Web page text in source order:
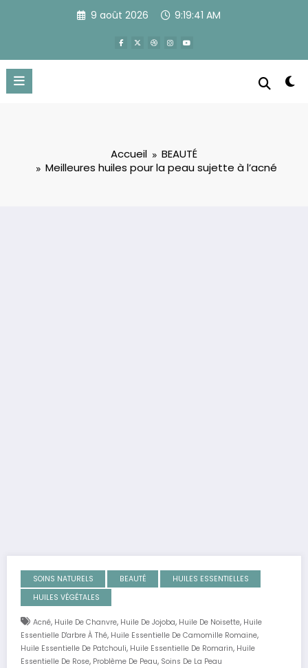
9 août 2026 9:19:42 AM
Accueil
BEAUTÉ
Meilleures huiles pour la peau sujette à l’acné
SOINS NATURELS BEAUTÉ
HUILES ESSENTIELLES
HUILES VÉGÉTALES
Acné, Huile De Chanvre, Huile De Jojoba, Huile De Noisette, Huile
Essentielle D'arbre À Thé, Huile Essentielle De Camomille Romaine,
Huile Essentielle De Patchouli, Huile Essentielle De Romarin, Huile
Essentielle De Rose, Problème De Peau, Soins De La Peau